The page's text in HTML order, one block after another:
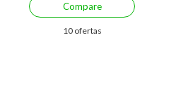
Compare
10 ofertas